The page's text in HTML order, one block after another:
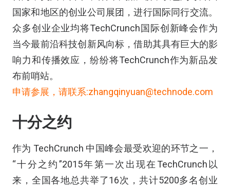
国家和地区的创业公司展团，进行国际同行交流。
众多创业企业均将TechCrunch国际创新峰会作为
当今最前沿科技创新风向标，借助其具有巨大的影
响力和传播效应，纷纷将TechCrunch作为新品发
布前哨站。
申请参展，请联系:zhangqinyuan@technode.com
十分之约
作为 TechCrunch 中国峰会最受欢迎的环节之一，
“十分之约”2015年第一次出现在TechCrunch以
来，全国各地总共举了16次，共计5200多名创业